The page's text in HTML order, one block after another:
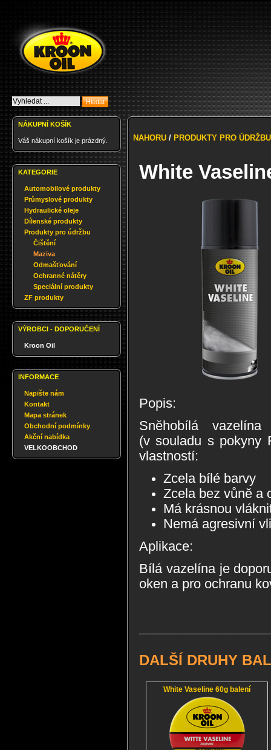
NÁKUPNÍ KOŠÍK
Váš nákupní košík je prázdný.
KATEGORIE
Automobilové produkty
Průmyslové produkty
Hydraulické oleje
Dílenské produkty
Produkty pro údržbu
Čištění
Maziva
Odmašťování
Ochranné nátěry
Speciální produkty
ZF produkty
VÝROBCI - DOPORUČENÍ
Kroon Oil
INFORMACE
Napište nám
Kontakt
Mapa stránek
Obchodní podmínky
Akční nabídka
VELKOOBCHOD
NAHORU / PRODUKTY PRO ÚDRŽBU
White
Popis:
Sněhobílá
(v souladu s pokyny
vlastností:
Zcela bílé barvy
Zcela bez vůně a
Má krásnou
Nemá agresivní
Aplikace:
Bílá vazelína je
oken a pro ochranu
DALŠÍ DRUHY
White Vaseline 60g balení